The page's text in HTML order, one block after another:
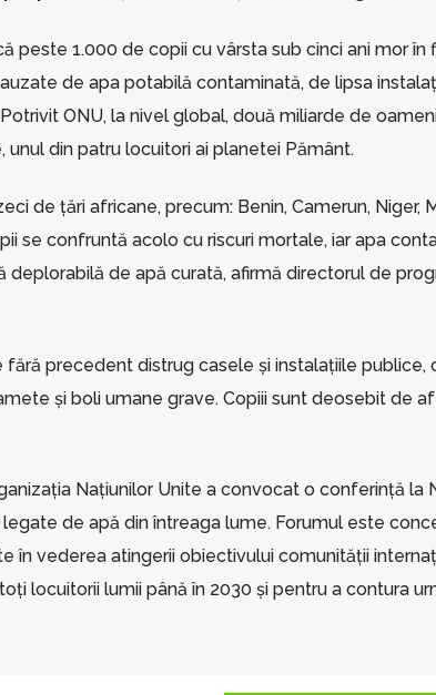
peste 1.000 de copii cu vârsta sub cinci ani mor în
de apa potabilă contaminată, de lipsa
ONU, la nivel global, două miliarde de
din patru locuitori ai planetei Pământ.
de țări africane, precum: Benin, Camerun, Niger,
se confruntă acolo cu riscuri mortale, iar apa
deplorabilă de apă curată, afirmă directorul de
precedent distrug casele și instalațiile publice,
și boli umane grave. Copiii sunt deosebit de
Națiunilor Unite a convocat o conferință la
de apă din întreaga lume. Forumul este
în vederea atingerii obiectivului comunității
locuitorii lumii până în 2030 și pentru a contura